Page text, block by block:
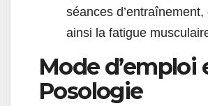
séances
ainsi la fatigue
Mode d’emploi
Posologie